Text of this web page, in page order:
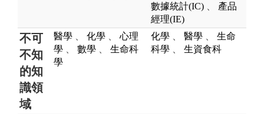
數據統計(IC)
產品
經理(IE)
不可
不知
的知
識領
域
醫學 化學
心理
學
數學
生命科
學
化學 醫學
生命
科學
生資食科